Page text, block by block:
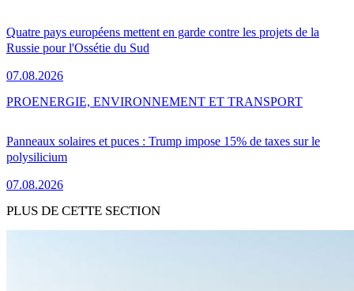
Quatre pays européens mettent en garde contre les projets de la
Russie pour l'Ossétie du Sud
07.08.2026
Panneaux solaires et puces : Trump impose 15% de taxes sur le
polysilicium
07.08.2026
PROENERGIE, ENVIRONNEMENT ET TRANSPORT
PLUS DE CETTE SECTION